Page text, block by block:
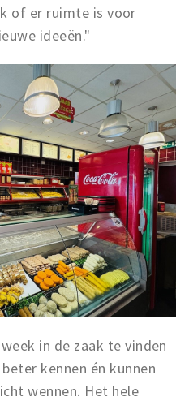
of er ruimte is voor
ideeën."
in de zaak te vinden
kennen én kunnen
wennen. Het hele